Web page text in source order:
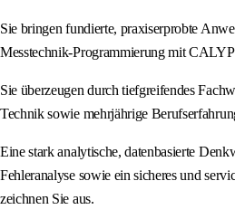
Sie bringen fundierte, praxiserprobte
Messtechnik-Programmierung mit
Sie überzeugen durch tiefgreifendes
Technik sowie mehrjährige
Eine stark analytische, datenbasierte
Fehleranalyse sowie ein sicheres und
zeichnen Sie aus.